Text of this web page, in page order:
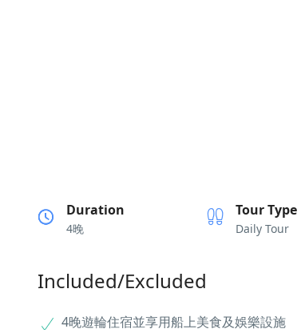
Duration
4晚
Tour Type
Daily Tour
Included/Excluded
4晚遊輪住宿並享用船上美食及娛樂設施